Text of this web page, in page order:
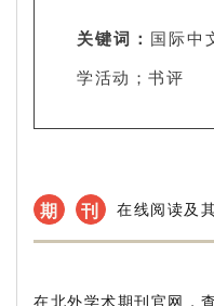
关键词： 国际中
学活动；书评
期 刊 在线阅读及
在北外学术期刊官网，